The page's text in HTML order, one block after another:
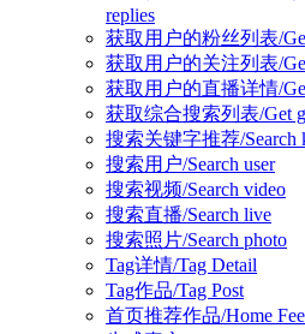
replies
获取用户的粉丝列表/
获取用户的关注列表/
获取用户的直播详情/
获取综合搜索列表/Get
搜索关键字推荐/Search
搜索用户/Search user
搜索视频/Search video
搜索直播/Search live
搜索照片/Search photo
Tag详情/Tag Detail
Tag作品/Tag Post
首页推荐作品/Home